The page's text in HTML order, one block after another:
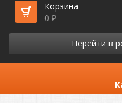
Корзина
0 ₽
Перейти в